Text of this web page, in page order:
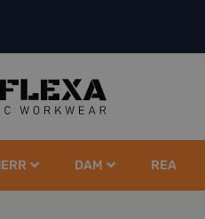
DAM REA